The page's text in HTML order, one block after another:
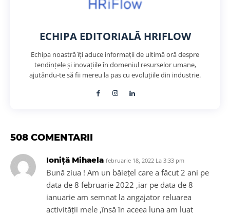
ECHIPA EDITORIALĂ HRIFLOW
Echipa noastră îți aduce informații de ultimă oră despre
tendințele și inovațiile în domeniul resurselor umane,
ajutându-te să fii mereu la pas cu evoluțiile din industrie.
508 COMENTARII
Ioniță Mihaela februarie 18, 2022 La 3:33 pm
Bună ziua ! Am un băiețel care a făcut 2 ani pe
data de 8 februarie 2022 ,iar pe data de 8
ianuarie am semnat la angajator reluarea
activității mele ,însă în aceea luna am luat